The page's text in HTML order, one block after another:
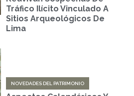
Tráfico Ilícito Vinculado A
Sitios Arqueológicos De
Lima
NOVEDADES DEL PATRIMONIO